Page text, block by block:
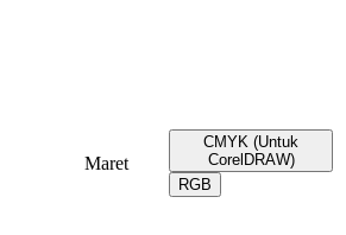
Maret
CMYK (Untuk
CorelDRAW)
RGB